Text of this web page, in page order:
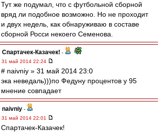
Тут же подумал, что с футбольной сборной
вряд ли подобное возможно. Но не проходит
и двух недель, как обнаруживаю в составе
сборной Росси некоего Семенова.
Спартачек-Казачек! -
31 май 2014 22:24
# naivniy » 31 май 2014 23:0
эка неведаль)))по Федуну процентов у 95
мнение совпадает
naivniy -
31 май 2014 22:01
Спартачек-Казачек!